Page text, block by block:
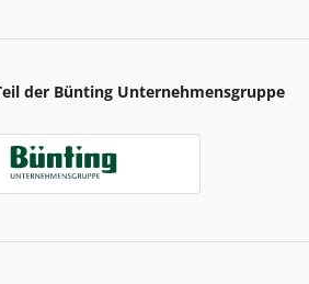
der Bünting Unternehmensgruppe